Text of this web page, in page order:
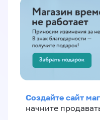
Создайте сайт
начните